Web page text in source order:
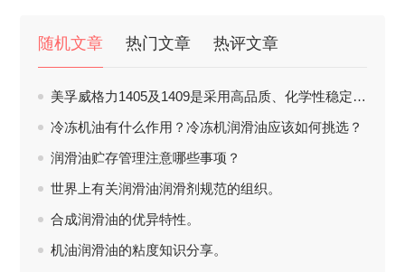
随机文章 热门文章 热评文章
美孚威格力1405及1409是采用高品质、化学性稳定及高粘度指数之基础油
冷冻机油有什么作用？冷冻机润滑油应该如何挑选？
润滑油贮存管理注意哪些事项？
世界上有关润滑油润滑剂规范的组织。
合成润滑油的优异特性。
机油润滑油的粘度知识分享。